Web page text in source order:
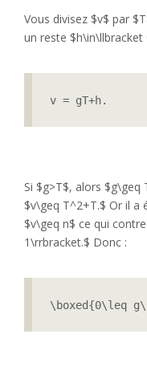
Vous divisez $v$ par
un reste
v = gT+h.
Si $g>T$, alors
$v\geq T^2+T.$ Or il a
$v\geq n$ ce qui
1\rrbracket.$ Donc :
\boxed{0\leq